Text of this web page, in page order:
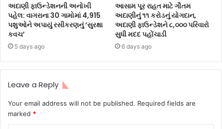
અદાણી ફાઉન્ડેશનની અનોખી
પહેલ: વાગરાના 30 ગામોમાં 4,915
પશુઓને અપાયું રસીકરણનું ‘સુરક્ષા
કવચ’
5 days ago
આસામ પૂર રાહત માટે ગૌતમ
અદાણીનું ૧૧ કરોડનું યોગદાન,
અદાણી ફાઉન્ડેશને ૮,૦૦૦ પરિવારો
સુધી મદદ પહોંચાડી
6 days ago
Leave a Reply
Your email address will not be published. Required fields are
marked *